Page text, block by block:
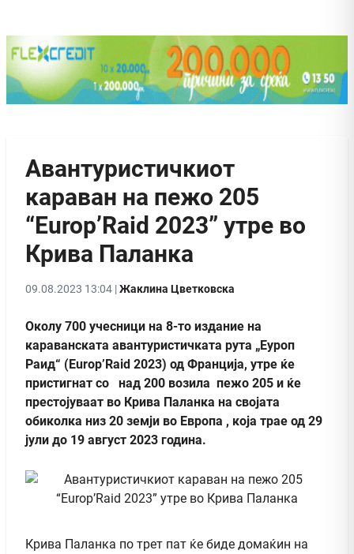
Aвантуристичкиот
караван на пежо 205
“Еurop’Raid 2023” утре во
Крива Паланка
09.08.2023 13:04 |Жаклина Цветковска
Околу 700 учесници на 8-то издание на
караванската авантуристичката рута „Еуроп
Раид“ (Еurop’Raid 2023) од Франција, утре ќе
пристигнат со над 200 возила пежо 205 и ќе
престојуваат во Крива Паланка на својата
обиколка низ 20 земји во Европа , која трае од 29
јули до 19 август 2023 година.
Крива Паланка по трет пат ќе биде домаќин на